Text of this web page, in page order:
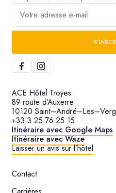
Votre adresse e-mail
ACE Hôtel Troyes
89 route d’Auxerre
10120
+33 3 25 76 25 15
Itinéraire avec Google Maps
Itinéraire avec Waze
Laisser un avis sur l’hôtel
Contact